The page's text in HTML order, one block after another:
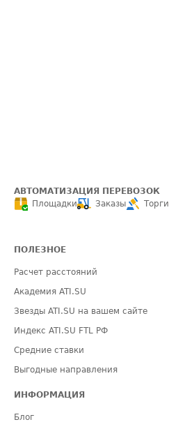
АВТОМАТИЗАЦИЯ ПЕРЕВОЗОК
Площадки
Заказы Торги
ПОЛЕЗНОЕ
Расчет расстояний
Академия ATI.SU
Звезды ATI.SU на вашем сайте
Индекс ATI.SU FTL РФ
Средние ставки
Выгодные направления
ИНФОРМАЦИЯ
Блог